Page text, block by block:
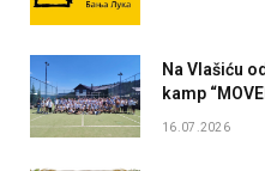
Na Vlašiću
kamp
16.07.2026